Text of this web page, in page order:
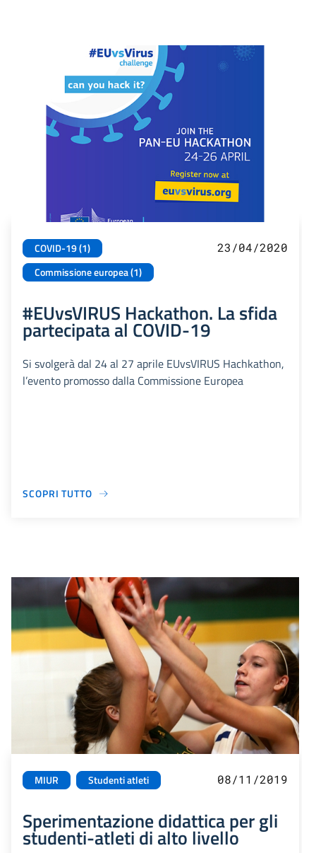
COVID-19 (1)
Commissione europea (1)
23/04/2020
#EUvsVIRUS Hackathon. La sfida
partecipata al COVID-19
Si svolgerà dal 24 al 27 aprile EUvsVIRUS Hachkathon,
l’evento promosso dalla Commissione Europea
SCOPRI TUTTO
MIUR Studenti atleti 08/11/2019
Sperimentazione didattica per gli
studenti-atleti di alto livello